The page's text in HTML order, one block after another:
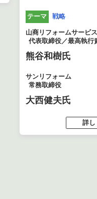
テーマ 戦略
山商リフォームサービス
代表取締役／最高執行
熊谷和樹氏
サンリフォーム
常務取締役
大西健夫氏
詳